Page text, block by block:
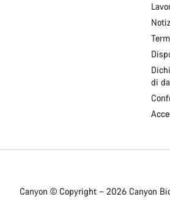
di
Canyon © Copyright – 2026 Canyon